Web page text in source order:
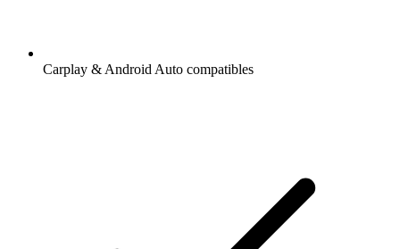
Carplay & Android Auto compatibles